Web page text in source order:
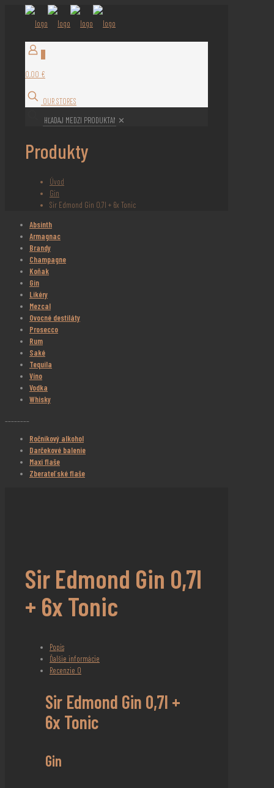
0,00 €
OUR STORES
✕
Produkty
Úvod
Gin
Sir Edmond Gin 0,7l + 6x Tonic
Absinth
Armagnac
Brandy
Champagne
Koňak
Gin
Likéry
Mezcal
Ovocné destiláty
Prosecco
Rum
Saké
Tequila
Víno
Vodka
Whisky
________
Ročníkový alkohol
Darčekové balenie
Maxi flaše
Zberateľské flaše
Sir Edmond Gin 0,7l
+ 6x Tonic
Popis
Ďalšie informácie
Recenzie 0
Sir Edmond Gin 0,7l +
6x Tonic
Gin